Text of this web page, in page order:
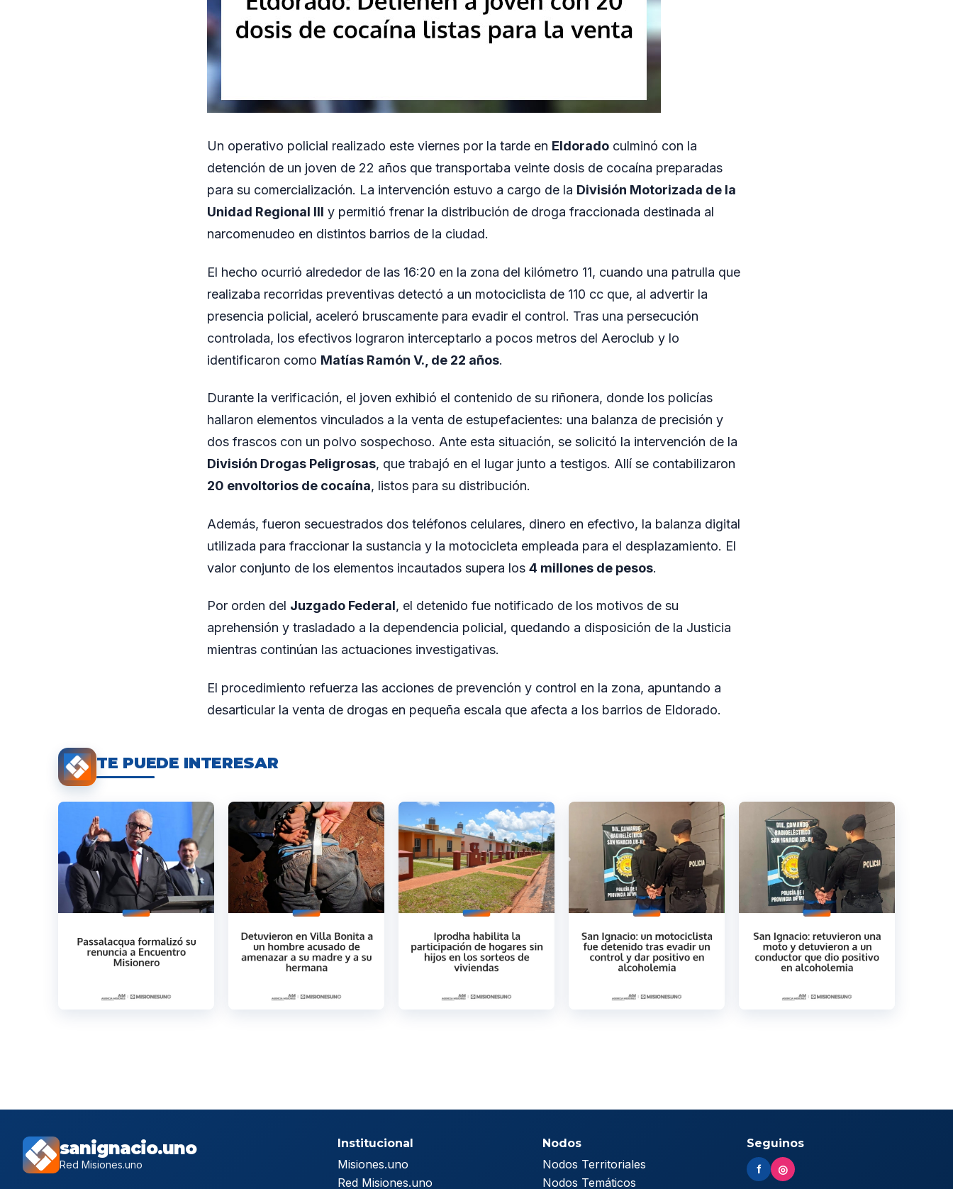
Un operativo policial realizado este viernes por la tarde en Eldorado culminó con la
detención de un joven de 22 años que transportaba veinte dosis de cocaína preparadas
para su comercialización. La intervención estuvo a cargo de la División Motorizada de la
Unidad Regional III y permitió frenar la distribución de droga fraccionada destinada al
narcomenudeo en distintos barrios de la ciudad.
El hecho ocurrió alrededor de las 16:20 en la zona del kilómetro 11, cuando una patrulla que
realizaba recorridas preventivas detectó a un motociclista de 110 cc que, al advertir la
presencia policial, aceleró bruscamente para evadir el control. Tras una persecución
controlada, los efectivos lograron interceptarlo a pocos metros del Aeroclub y lo
identificaron como Matías Ramón V., de 22 años.
Durante la verificación, el joven exhibió el contenido de su riñonera, donde los policías
hallaron elementos vinculados a la venta de estupefacientes: una balanza de precisión y
dos frascos con un polvo sospechoso. Ante esta situación, se solicitó la intervención de la
División Drogas Peligrosas, que trabajó en el lugar junto a testigos. Allí se contabilizaron
20 envoltorios de cocaína, listos para su distribución.
Además, fueron secuestrados dos teléfonos celulares, dinero en efectivo, la balanza digital
utilizada para fraccionar la sustancia y la motocicleta empleada para el desplazamiento. El
valor conjunto de los elementos incautados supera los 4 millones de pesos.
Por orden del Juzgado Federal, el detenido fue notificado de los motivos de su
aprehensión y trasladado a la dependencia policial, quedando a disposición de la Justicia
mientras continúan las actuaciones investigativas.
El procedimiento refuerza las acciones de prevención y control en la zona, apuntando a
desarticular la venta de drogas en pequeña escala que afecta a los barrios de Eldorado.
TE PUEDE INTERESAR
sanignacio.uno
Red Misiones.uno
Institucional
Misiones.uno
Red Misiones.uno
Nodos
Nodos Territoriales
Nodos Temáticos
Seguinos
f ◎